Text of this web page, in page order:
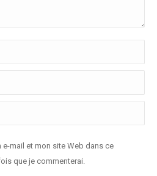
mail et mon site Web dans ce
que je commenterai.